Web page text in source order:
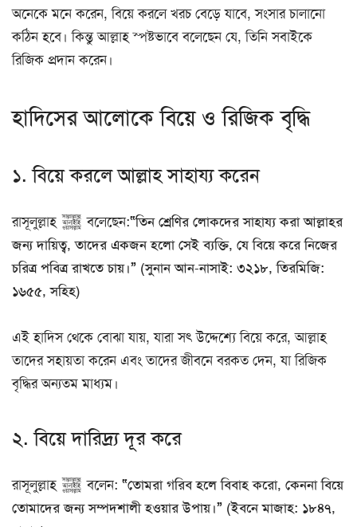
অনেকে মনে করেন, বিয়ে করলে খরচ বেড়ে যাবে, সংসার চালানো
কঠিন হবে। কিন্তু আল্লাহ স্পষ্টভাবে বলেছেন যে, তিনি সবাইকে
রিজিক প্রদান করেন।
হাদিসের আলোকে বিয়ে ও রিজিক বৃদ্ধি
১. বিয়ে করলে আল্লাহ সাহায্য করেন
রাসূলুল্লাহ ﷺ বলেছেন:“তিন শ্রেণির লোকদের সাহায্য করা আল্লাহর
জন্য দায়িত্ব, তাদের একজন হলো সেই ব্যক্তি, যে বিয়ে করে নিজের
চরিত্র পবিত্র রাখতে চায়।” (সুনান আন-নাসাই: ৩২১৮, তিরমিজি:
১৬৫৫, সহিহ)
এই হাদিস থেকে বোঝা যায়, যারা সৎ উদ্দেশ্যে বিয়ে করে, আল্লাহ
তাদের সহায়তা করেন এবং তাদের জীবনে বরকত দেন, যা রিজিক
বৃদ্ধির অন্যতম মাধ্যম।
২. বিয়ে দারিদ্র্য দূর করে
রাসূলুল্লাহ ﷺ বলেন: “তোমরা গরিব হলে বিবাহ করো, কেননা বিয়ে
তোমাদের জন্য সম্পদশালী হওয়ার উপায়।” (ইবনে মাজাহ: ১৮৪৭,